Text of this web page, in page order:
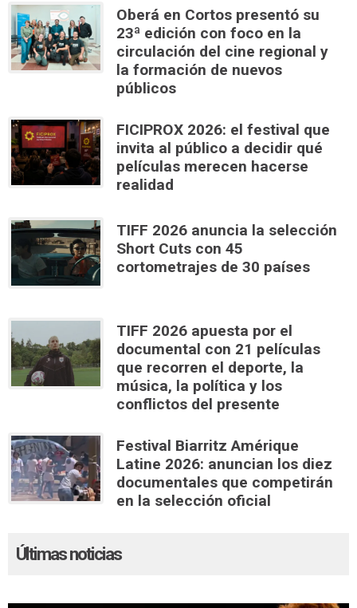
Oberá en Cortos presentó su
23ª edición con foco en la
circulación del cine regional y
la formación de nuevos
públicos
FICIPROX 2026: el festival que
invita al público a decidir qué
películas merecen hacerse
realidad
TIFF 2026 anuncia la selección
Short Cuts con 45
cortometrajes de 30 países
TIFF 2026 apuesta por el
documental con 21 películas
que recorren el deporte, la
música, la política y los
conflictos del presente
Festival Biarritz Amérique
Latine 2026: anuncian los diez
documentales que competirán
en la selección oficial
Últimas noticias